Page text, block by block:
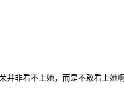
非看不上她，而是不敢看上她